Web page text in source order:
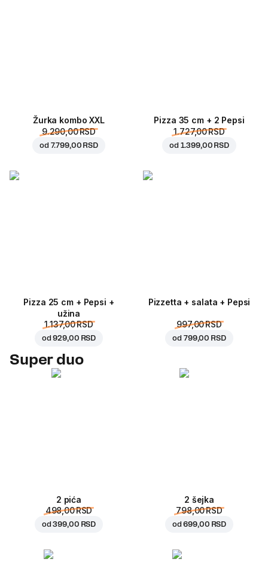
Žurka kombo XXL
9.290,00 RSD
od 7.799,00 RSD
Pizza 35 cm + 2 Pepsi
1.727,00 RSD
od 1.399,00 RSD
Pizza 25 cm + Pepsi +
užina
1.137,00 RSD
od929,00 RSD
Pizzetta + salata + Pepsi
997,00 RSD
od 799,00 RSD
Super duo
2 pića
498,00 RSD
od399,00 RSD
2 šejka
798,00 RSD
od699,00 RSD